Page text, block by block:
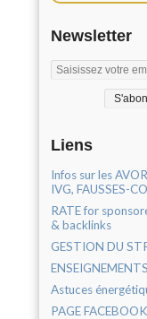
Newsletter
Liens
Infos sur les
IVG, FAUSSES-
RATE for
& backlinks
GESTION DU
Astuces
PAGE FACEBOOK